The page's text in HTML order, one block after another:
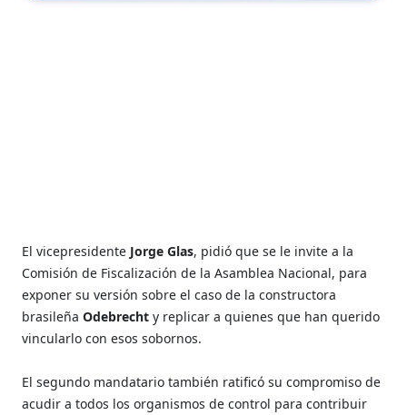
El vicepresidente Jorge Glas, pidió que se le invite a la
Comisión de Fiscalización de la Asamblea Nacional, para
exponer su versión sobre el caso de la constructora
brasileña Odebrechty replicar a quienes que han querido
vincularlo con esos sobornos.
El segundo mandatario también ratificó su compromiso de
acudir a todos los organismos de control para contribuir